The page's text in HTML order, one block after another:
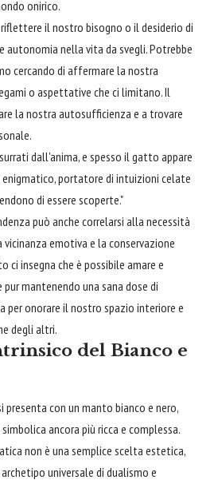
onirico.
il nostro bisogno o il desiderio di
autonomia nella vita da svegli. Potrebbe
cercando di affermare la nostra
o aspettative che ci limitano. Il
la nostra autosufficienza e a trovare
dall'anima, e spesso il gatto appare
enigmatico, portatore di intuizioni celate
di essere scoperte."
può anche correlarsi alla necessità
emotiva e la conservazione
insegna che è possibile amare e
mantenendo una sana dose di
per onorare il nostro spazio interiore e
degli altri.
del Bianco e
con un manto bianco e nero,
ancora più ricca e complessa.
non è una semplice scelta estetica,
universale di dualismo e